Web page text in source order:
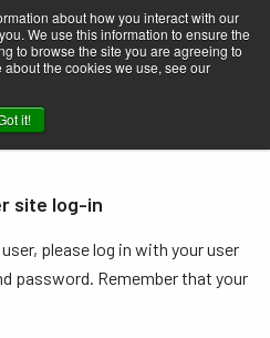
about how you interact with our
We use this information to ensure the
to browse the site you are agreeing to
the cookies we use, see our
it!
site log-in
please log in with your user
password. Remember that your